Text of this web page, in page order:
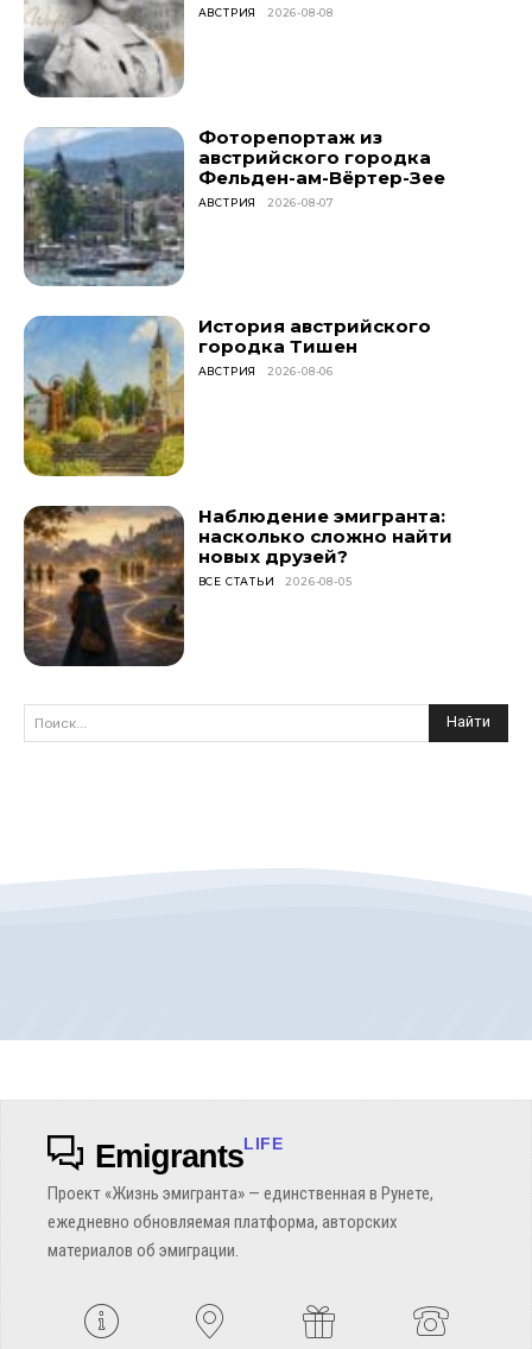
АВСТРИЯ 2026-08-08
Фоторепортаж из
австрийского городка
Фельден-ам-Вёртер-Зее
АВСТРИЯ 2026-08-07
История австрийского
городка Тишен
АВСТРИЯ 2026-08-06
Наблюдение эмигранта:
насколько сложно найти
новых друзей?
ВСЕ СТАТЬИ 2026-08-05
Поиск... Найти
EmigrantsLIFE
Проект «Жизнь эмигранта» — единственная в Рунете,
ежедневно обновляемая платформа, авторских
материалов об эмиграции.